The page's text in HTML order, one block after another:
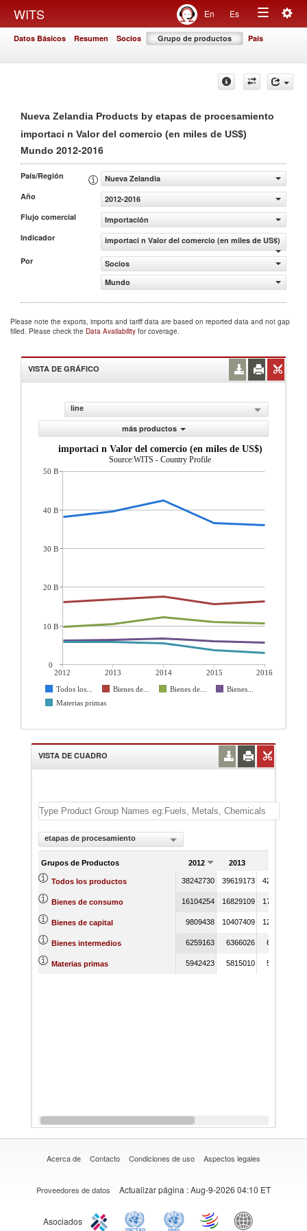
WITS En Es
Toggle
Datos Básicos Resumen Socios Grupo de productos País
Nueva Zelandia Products by etapas de procesamiento
importaci n Valor del comercio (en miles de US$)
Mundo 2012-2016
País/Región
Nueva Zelandia
Año
2012-2016
Flujo comercial
Importación
Indicador
importaci n Valor del comercio (en miles de US$)
Por
Socios
Mundo
Please note the exports, imports and tariff data are based on reported data and not gap
filled. Please check the Data Availability for coverage.
VISTA DE GRÁFICO
line
más productos
importaci n Valor del comercio (en miles de US$)
Source:WITS - Country Profile
2012 2013 2014 2015
2016
Todos los...
Bienes de... Bienes de...
Bienes...
Materias primas
50 B
40 B
30 B
20 B
10 B
0
VISTA DE CUADRO
etapas de procesamiento
Grupos de Productos 2012 2013
Todos los productos 38242730 39619173 42509938
Bienes de consumo 16104254 16829109 17637121
Bienes de capital 9809438 10407409 12330234
Bienes intermedios 6259163 6366026 6742172
Materias primas 5942423 5815010 5546827
Acerca de Contacto Condiciones de uso Aspectos legales
Proveedores de datos Actualizar página : Aug-9-2026 04:10 ET
Asociados